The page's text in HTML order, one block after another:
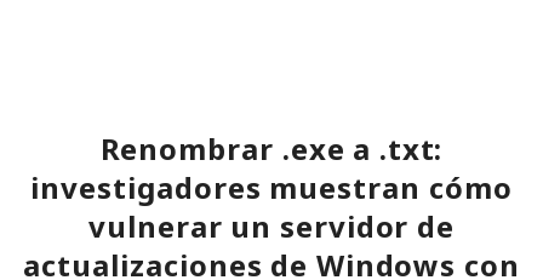
Renombrar .exe a .txt:
investigadores muestran cómo
vulnerar un servidor de
actualizaciones de Windows con